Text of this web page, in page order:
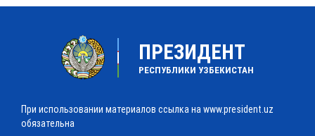
ПРЕЗИДЕНТ
РЕСПУБЛИКИ УЗБЕКИСТАН
При использовании материалов ссылка на www.president.uz
обязательна